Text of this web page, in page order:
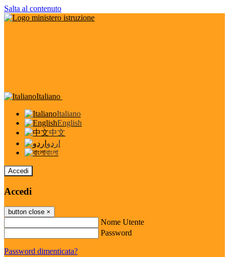
Salta al contenuto
Italiano
Italiano
English
中文
اردو
বাংলা
Accedi
Accedi
button close ×
Nome Utente
Password
Password dimenticata?